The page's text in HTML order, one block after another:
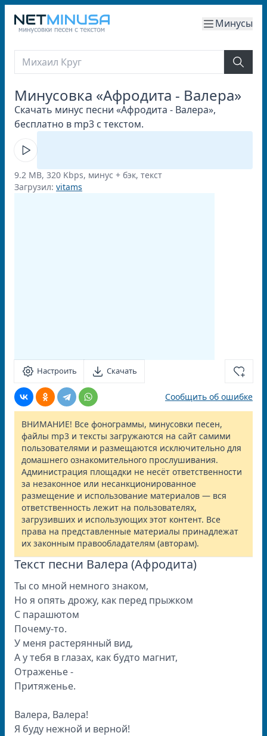
Минусы
Минусовка «Афродита - Валера»
Скачать минус песни «Афродита - Валера»,
бесплатно в mp3 с текстом.
9.2 MB, 320 Kbps, минус + бэк, текст
Загрузил: vitams
Настроить Скачать
Сообщить об ошибке
ВНИМАНИЕ! Все фонограммы, минусовки песен,
файлы mp3 и тексты загружаются на сайт самими
пользователями и размещаются исключительно для
домашнего ознакомительного прослушивания.
Администрация площадки не несёт ответственности
за незаконное или несанкционированное
размещение и использование материалов — вся
ответственность лежит на пользователях,
загрузивших и использующих этот контент. Все
права на представленные материалы принадлежат
их законным правообладателям (авторам).
Текст песни Валера (Афродита)
Ты со мной немного знаком,
Но я опять дрожу, как перед прыжком
С парашютом
Почему-то.
У меня растерянный вид,
А у тебя в глазах, как будто магнит,
Отраженье -
Притяженье.
Валера, Валера!
Я буду нежной и верной!